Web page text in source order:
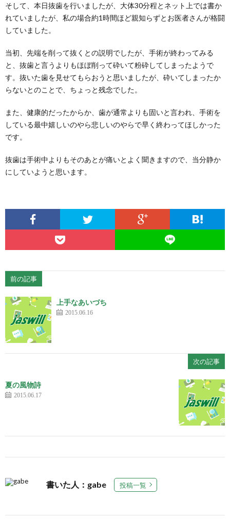
そして、本日抜歯を行いましたが、大体30分程とネット上では書か
れていましたが、私の場合約1時間ほど親知らずとお医者さんが格闘
していました。
当初、先端を削って抜くとの説明でしたが、手術が終わってみる
と、抜歯と言うよりもほぼ削って砕いて粉砕してしまったようで
す。抜いた歯を見せてもらおうと思いましたが、砕いてしまったか
らないとのことで、ちょっと残念でした。
また、健康的だったからか、歯が通常よりも固いと言われ、手術を
している最中嬉しいのやら悲しいのやらで早く終わってほしかった
です。
抜歯は手術中よりもそのあとが痛いとよく聞きますので、当分静か
にしていようと思います。
前の記事
上手なあいづち
2015.06.16
次の記事
夏の風物詩
2015.06.17
書いた人：gabe 投稿一覧